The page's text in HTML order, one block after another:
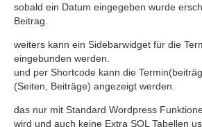
sobald ein Datum eingegeben wurde
Beitrag.
weiters kann ein Sidebarwidget für die
eingebunden werden.
und per Shortcode kann die
(Seiten, Beiträge) angezeigt werden.
das nur mit Standard Wordpress
wird und auch keine Extra SQL Tabellen